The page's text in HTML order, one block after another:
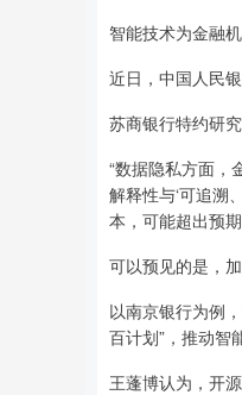
智能技术为金融
近日，中国人民
苏商银行特约研
“数据隐私方面，
解释性与‘可追溯
本，可能超出预
可以预见的是，
以南京银行为例
百计划”，推动智
王蓬博认为，开